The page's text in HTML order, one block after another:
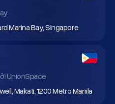
Marina Bay, Singapore
UnionSpace
Makati, 1200 Metro Manila